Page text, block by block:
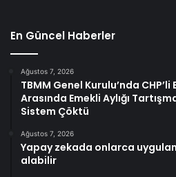
En Güncel Haberler
Ağustos 7, 2026
TBMM Genel Kurulu’nda
Arasında Emekli Aylığı
Sistem Çöktü
Ağustos 7, 2026
Yapay zekada onlarca
alabilir